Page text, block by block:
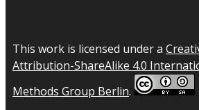
This work is licensed under a
Attribution-ShareAlike 4.0
Methods Group Berlin.